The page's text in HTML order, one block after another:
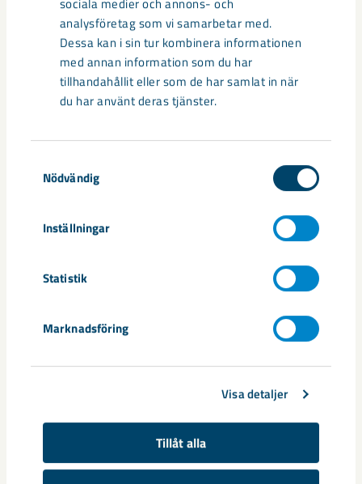
sociala medier och annons- och
analysföretag som vi samarbetar med.
Dessa kan i sin tur kombinera informationen
med annan information som du har
tillhandahållit eller som de har samlat in när
du har använt deras tjänster.
Nödvändig
Inställningar
Statistik
Marknadsföring
Visa detaljer
Tillåt alla
Utvecklingen av humanoida robotar, människoliknande
robotar med armar och ben, går snabbt. I takt med att
tekniken blir alltmer avancerad ...
Nytt sovringsverk växer fram
Nu syns det hur LKAB:s nya sovringsverk successivt tar form.
1950-talet och ...